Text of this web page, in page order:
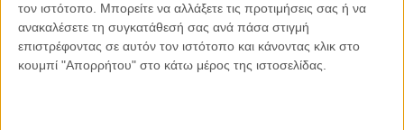
τον ιστότοπο. Μπορείτε να αλλάξετε τις προτιμήσεις σας ή να
ανακαλέσετε τη συγκατάθεσή σας ανά πάσα στιγμή
επιστρέφοντας σε αυτόν τον ιστότοπο και κάνοντας κλικ στο
κουμπί "Απορρήτου" στο κάτω μέρος της ιστοσελίδας.
του Οργανισμού Ηνωμένων Εθνών πραγματοποιείτο τον
Σεπτέμβριο του 2020 χωρίς την φυσική παρουσία των
αρχηγών κρατών μέσω τηλεδιασκέψεων ή και